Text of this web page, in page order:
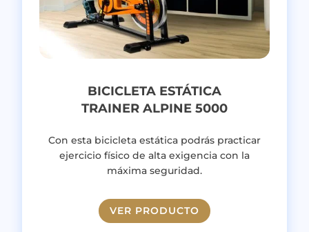
BICICLETA ESTÁTICA
TRAINER ALPINE 5000
Con esta bicicleta estática podrás practicar
ejercicio físico de alta exigencia con la
máxima seguridad.
VER PRODUCTO